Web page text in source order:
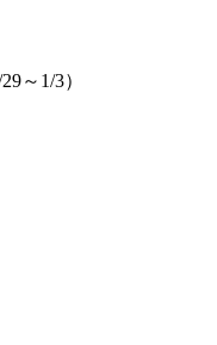
～1/3）